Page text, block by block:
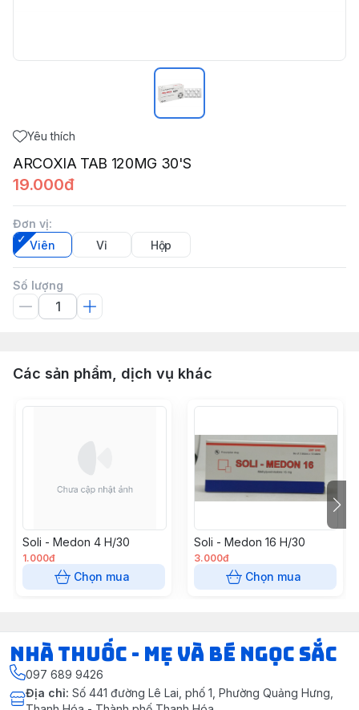
Yêu thích
ARCOXIA TAB 120MG 30'S
19.000đ
Đơn vị:
Viên
Vỉ Hộp
Số lượng
Các sản phẩm, dịch vụ khác
Soli - Medon 4 H/30
1.000đ
Chọn mua
Soli - Medon 16 H/30
3.000đ
Chọn mua
Nhà Thuốc - Mẹ và Bé Ngọc Sắc
097 689 9426
Địa chỉ: Số 441 đường Lê Lai, phố 1, Phường Quảng Hưng,